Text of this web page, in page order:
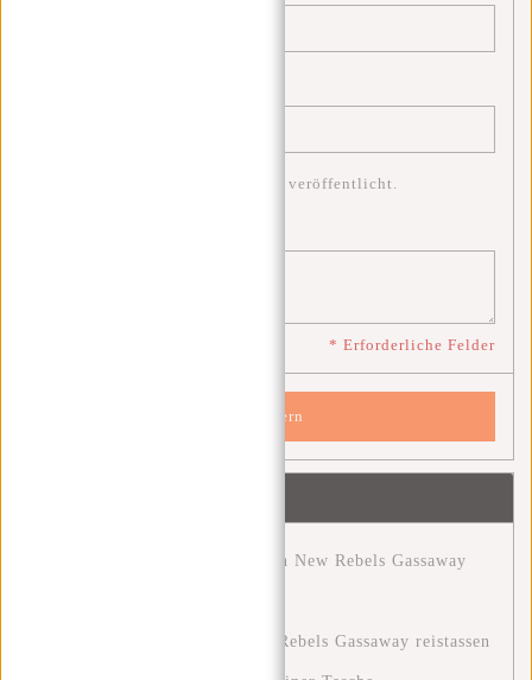
* Ihre E-Mail-Adresse wird nicht veröffentlicht.
* Erforderliche Felder
Speichern
Entdecke das Abenteuer mit den New Rebels Gassaway
Ontdek het avontuur met New Rebels Gassaway reistassen